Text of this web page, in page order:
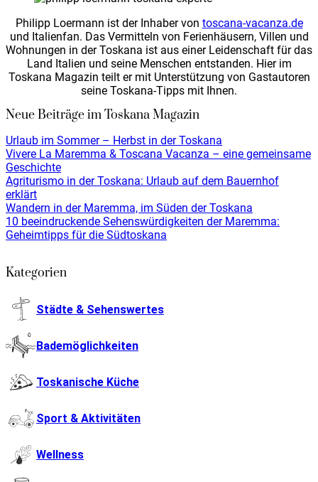
Philipp Loermann ist der Inhaber von toscana-vacanza.de
und Italienfan. Das Vermitteln von Ferienhäusern, Villen und
Wohnungen in der Toskana ist aus einer Leidenschaft für das
Land Italien und seine Menschen entstanden. Hier im
Toskana Magazin teilt er mit Unterstützung von Gastautoren
seine Toskana-Tipps mit Ihnen.
Neue Beiträge im Toskana Magazin
Urlaub im Sommer – Herbst in der Toskana
Vivere La Maremma & Toscana Vacanza – eine gemeinsame
Geschichte
Agriturismo in der Toskana: Urlaub auf dem Bauernhof
erklärt
Wandern in der Maremma, im Süden der Toskana
10 beeindruckende Sehenswürdigkeiten der Maremma:
Geheimtipps für die Südtoskana
Kategorien
Städte & Sehenswertes
Bademöglichkeiten
Toskanische Küche
Sport & Aktivitäten
Wellness